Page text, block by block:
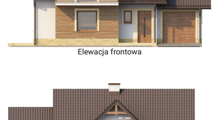
Elewacja frontowa